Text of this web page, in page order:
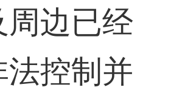
周边已经
法控制并